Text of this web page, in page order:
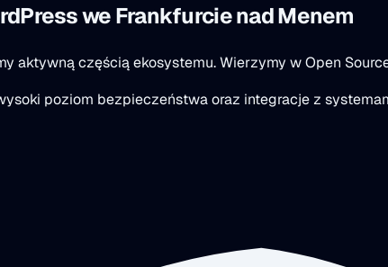
we Frankfurcie nad Menem
aktywną częścią ekosystemu. Wierzymy w Open
poziom bezpieczeństwa oraz integracje z